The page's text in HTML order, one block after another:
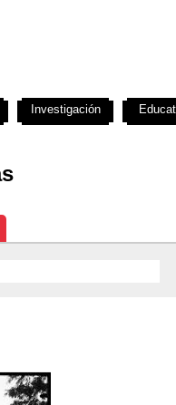
Investigación